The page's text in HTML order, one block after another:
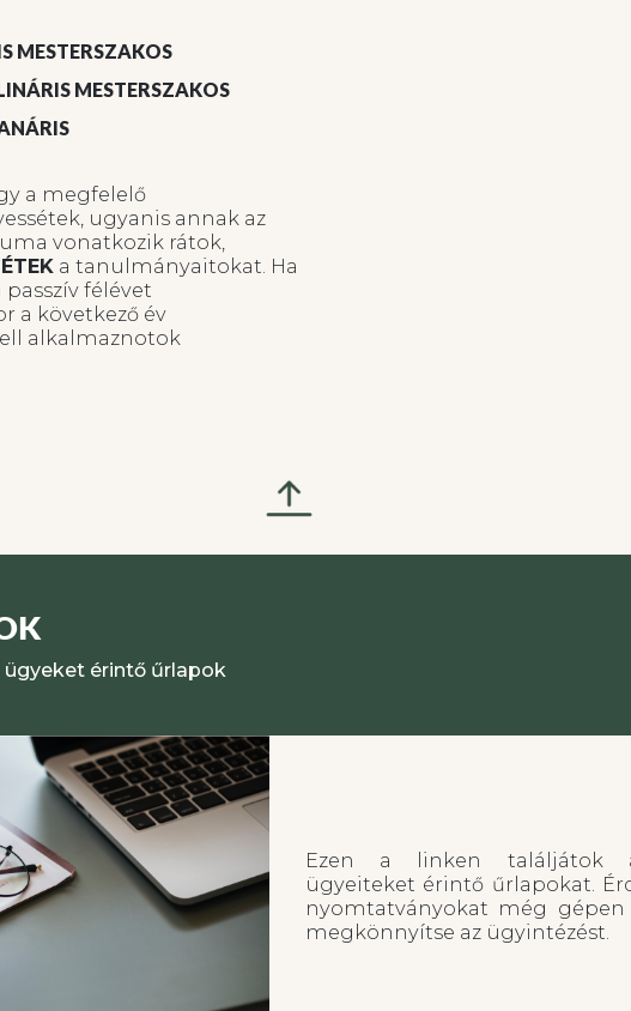
MESTERSZAKOS
MESTERSZAKOS
a megfelelő
ugyanis annak az
vonatkozik rátok,
a tanulmányaitokat. Ha
félévet
a következő év
alkalmaznotok
ügyeket érintő űrlapok
Ezen a linken találjátok
ügyeiteket érintő űrlapokat.
nyomtatványokat még
megkönnyítse az ügyintézést.